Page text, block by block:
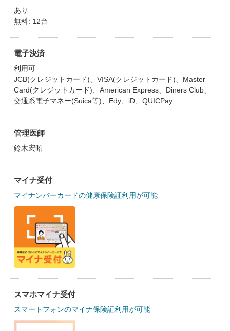
あり
無料: 12台
電子決済
利用可
JCB(クレジットカード)、VISA(クレジットカード)、Master
Card(クレジットカード)、American Express、Diners Club、
交通系電子マネー(Suica等)、Edy、iD、QUICPay
管理医師
鈴木宏昭
マイナ受付
マイナンバーカードの健康保険証利用が可能
スマホマイナ受付
スマートフォンのマイナ保険証利用が可能